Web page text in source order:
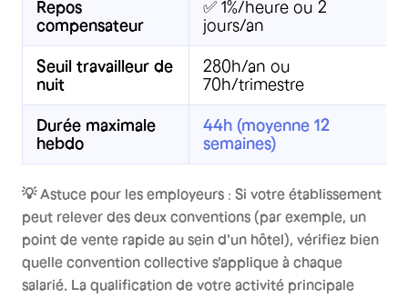
Repos
compensateur
✅ 1%/heure ou 2
jours/an
Seuil travailleur de
nuit
280h/an ou
70h/trimestre
Durée maximale
hebdo
44h (moyenne 12
semaines)
💡 Astuce pour les employeurs : Si votre établissement
peut relever des deux conventions (par exemple, un
point de vente rapide au sein d'un hôtel), vérifiez bien
quelle convention collective s'applique à chaque
salarié. La qualification de votre activité principale